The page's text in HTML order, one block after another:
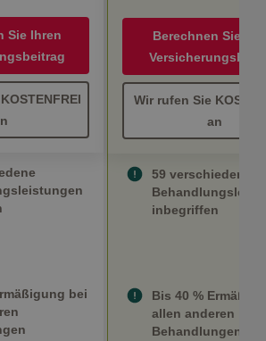
Sie Ihren
bei
Berechnen Sie
Wir rufen Sie
an
59 verschiedene
inbegriffen
Bis 40 %
allen anderen
Behandlungen